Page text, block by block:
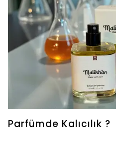
Parfümde Kalıcılık ?